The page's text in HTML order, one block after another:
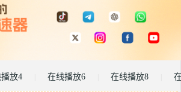
放4 在线播放6 在线播放8